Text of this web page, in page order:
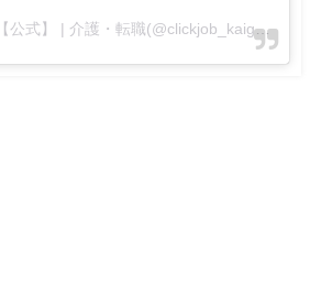
クリックジョブ介護【公式】 | 介護・転職(@clickjob_kaigo_official)がシェアした投稿